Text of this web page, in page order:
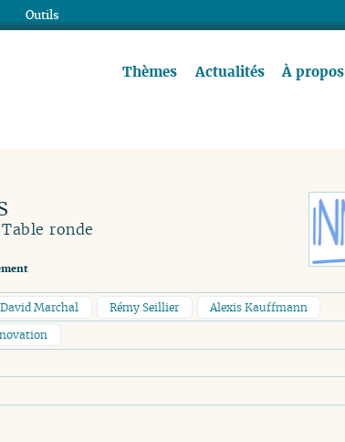
Thèmes Actualités À propos
ronde
David Marchal Rémy Seillier Alexis Kauffmann
Outils